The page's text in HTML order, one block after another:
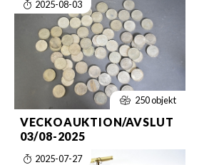
2025-08-03
250 objekt
VECKOAUKTION/AVSLUT
03/08-2025
2025-07-27